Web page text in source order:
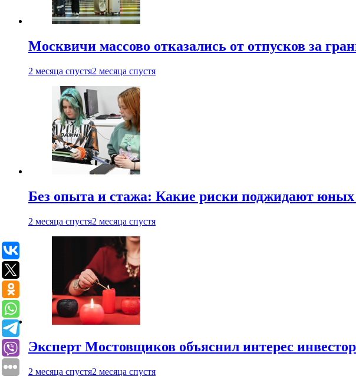
Москвичи массово отказались от отпусков за
2 месяца спустя2 месяца спустя
Без опыта и стажа: Какие риски поджидают юных
2 месяца спустя2 месяца спустя
Эксперт Мостовщиков объяснил интерес
2 месяца спустя2 месяца спустя